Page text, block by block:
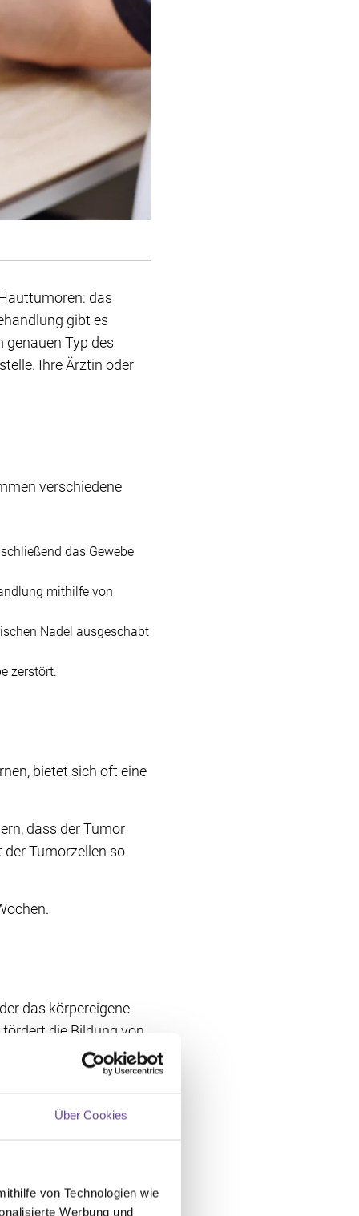
Über Cookies
von Technologien wie
Werbung und
das
gibt es
genauen Typ des
Ihre Ärztin oder
verschiedene
das Gewebe
mithilfe von
Nadel ausgeschabt
zerstört.
bietet sich oft eine
dass der Tumor
der Tumorzellen so
das körpereigene
die Bildung von
Sie als Creme
Stellen
und